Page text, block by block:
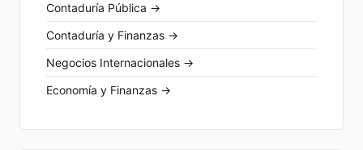
Contaduría Pública →
Contaduría y Finanzas →
Negocios Internacionales →
Economía y Finanzas →